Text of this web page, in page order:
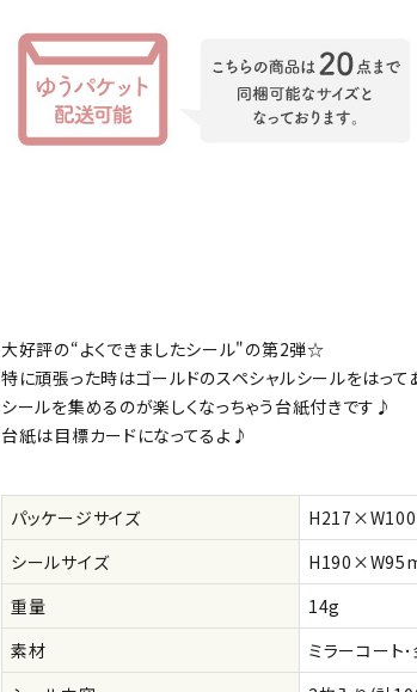
公式
大好評の“よくできましたシール"の第2弾☆
特に頑張った時はゴールドのスペシャルシールをはっ
シールを集めるのが楽しくなっちゃう台紙付きです♪
台紙は目標カードになってるよ♪
パッケージサイズ
シールサイズ
重量
14g
素材
ミラーコート